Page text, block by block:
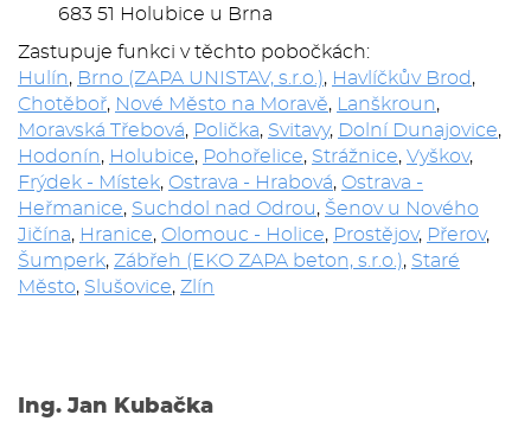
683 51 Holubice u Brna
Zastupuje funkci v těchto pobočkách:
Hulín, Brno (ZAPA UNISTAV, s.r.o.), Havlíčkův Brod,
Chotěboř, Nové Město na Moravě, Lanškroun,
Moravská Třebová, Polička, Svitavy, Dolní Dunajovice,
Hodonín, Holubice, Pohořelice, Strážnice, Vyškov,
Frýdek - Místek, Ostrava - Hrabová, Ostrava -
Heřmanice, Suchdol nad Odrou, Šenov u Nového
Jičína, Hranice, Olomouc - Holice, Prostějov, Přerov,
Šumperk, Zábřeh (EKO ZAPA beton, s.r.o.), Staré
Město, Slušovice, Zlín
Ing. Jan Kubačka